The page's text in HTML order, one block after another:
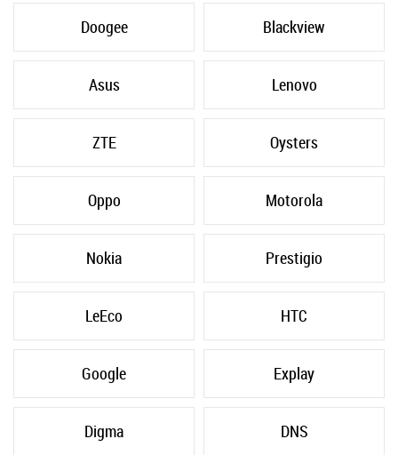
Doogee Blackview
Asus Lenovo
ZTE Oysters
Oppo Motorola
Nokia Prestigio
LeEco HTC
Google Explay
Digma DNS